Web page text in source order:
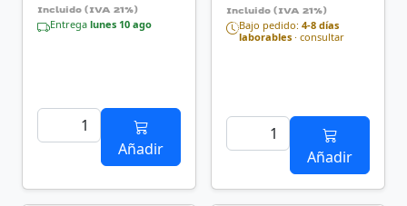
Incluido (IVA 21%)
Entrega lunes 10 ago
Añadir
Incluido (IVA 21%)
Bajo pedido: 4-8 días
laborables · consultar
Añadir